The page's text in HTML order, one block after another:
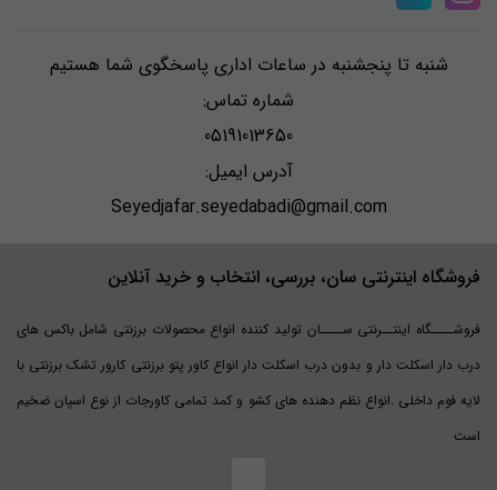
شنبه تا پنجشنبه در ساعات اداری پاسخگوی شما هستیم
شماره تماس:
05191013650
آدرس ایمیل:
Seyedjafar.seyedabadi@gmail.com
فروشگاه اینترنتی سان، بررسی، انتخاب و خرید آنلاین
فروشــــگاه اینتــرنتی ســــان تولید کننده انواع محصولات برزنتی شامل باکس های
درب دار اسکلت دار و بدون درب اسکلت دار انواع کاور پتو برزنتی کارور تشک برزنتی با
لایه فوم داخلی .انواع نظم دهنده های کشو و کمد تمامی کاورجات از نوع اسپان ضخیم
است